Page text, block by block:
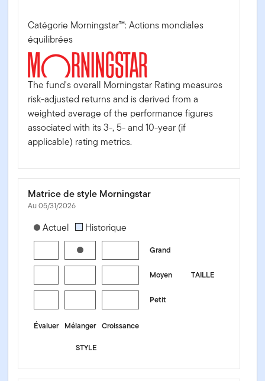
Catégorie Morningstar™: Actions mondiales
équilibrées
The fund's overall Morningstar Rating measures
risk-adjusted returns and is derived from a
weighted average of the performance figures
associated with its 3-, 5- and 10-year (if
applicable) rating metrics.
Matrice de style Morningstar
Au 05/31/2026
[products.morningstar-stylebox-title-sr-equity]
Actuel Historique
Grand
TAILLE
Moyen
Petit
Évaluer Mélanger Croissance
STYLE